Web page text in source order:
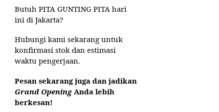
Butuh PITA GUNTING PITA hari
ini di Jakarta?
Hubungi kami sekarang untuk
konfirmasi stok dan estimasi
waktu pengerjaan.
Pesan sekarang juga dan jadikan
Grand OpeningAnda lebih
berkesan!